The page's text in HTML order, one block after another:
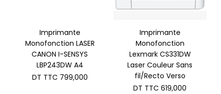
Imprimante
Monofonction LASER
CANON I-SENSYS
LBP243DW A4
DT TTC 799,000
Imprimante
Monofonction
Lexmark CS331DW
Laser Couleur Sans
fil/Recto Verso
DT TTC 619,000